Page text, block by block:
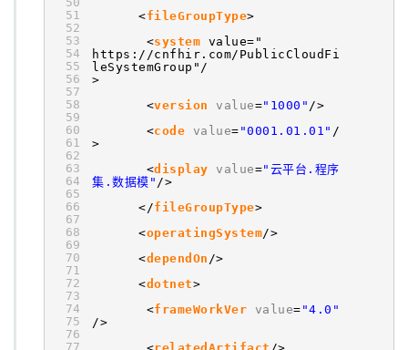
51
52
53
54
55
56
57
58
59
60
61
62
63
64
65
66
67
68
69
70
71
72
73
74
75
76
77
<fileGroupType>
<system value="
https://cnfhir.com/PublicCloudFi
leSystemGroup"/
>
<version value="1000" />
<code value= "0001.01.01" /
>
<display value="云平台.程序
集.数据模" />
</fileGroupType>
<operatingSystem/>
<dependOn />
<dotnet>
<frameWorkVer value= "4.0"
/>